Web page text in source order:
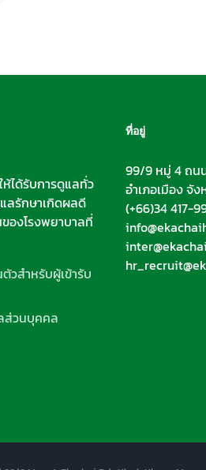
ได้รับการดูแลทั่ว
ลรักษาเกิดผลดี
องโรงพยาบาลที่
วสำหรับผู้เข้ารับ
ส่วนบุคคล
ที่อยู่
99/9 หมู่ 4 ถน
อำเภอเมือง จั
(+66)34 417-